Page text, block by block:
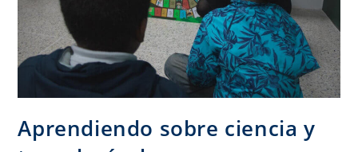
Aprendiendo sobre ciencia y